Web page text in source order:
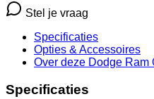
Stel je vraag
Specificaties
Opties & Accessoires
Over deze Dodge Ram
Specificaties